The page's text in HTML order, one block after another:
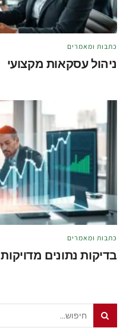
כתבות ומאמרים
ניהול עסקאות מקצועי
כתבות ומאמרים
בדיקות נתונים מדויקות